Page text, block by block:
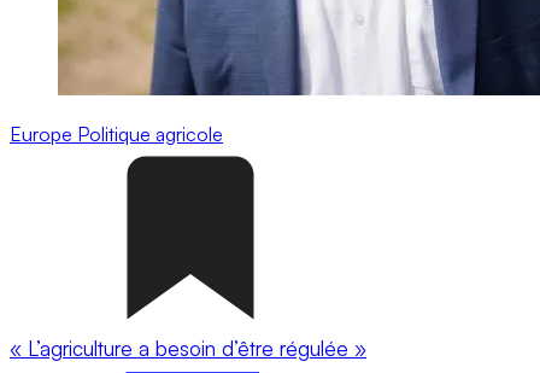
Europe Politique agricole
« L’agriculture a besoin d’être régulée »